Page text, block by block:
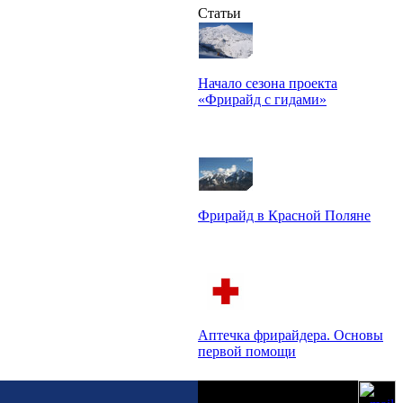
Статьи
Начало сезона проекта
«Фрирайд с гидами»
Фрирайд в Красной Поляне
Аптечка фрирайдера. Основы
первой помощи